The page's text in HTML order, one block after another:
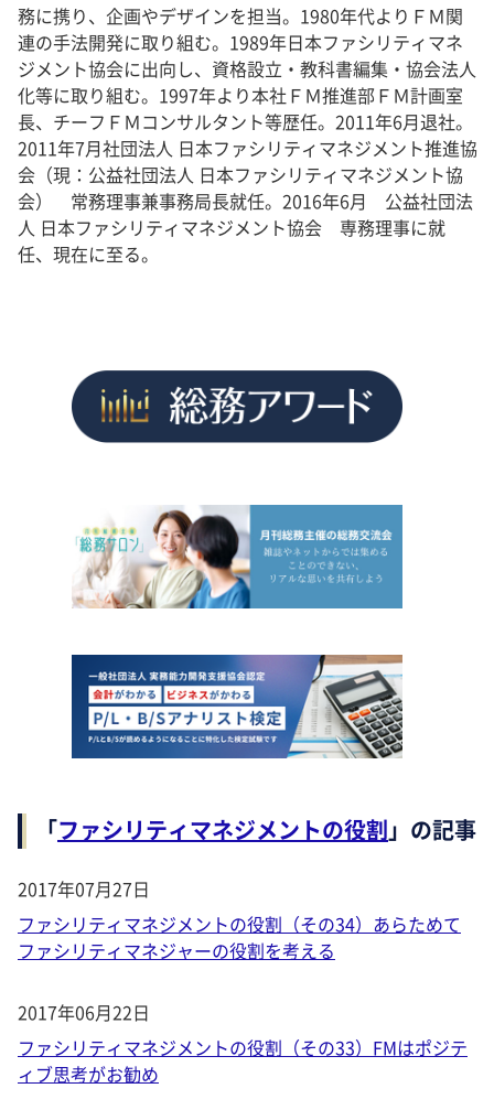
務に携り、企画やデザインを担当。1980年代よりＦＭ関
連の手法開発に取り組む。1989年日本ファシリティマネ
ジメント協会に出向し、資格設立・教科書編集・協会法人
化等に取り組む。1997年より本社ＦＭ推進部ＦＭ計画室
長、チーフＦＭコンサルタント等歴任。2011年6月退社。
2011年7月社団法人 日本ファシリティマネジメント推進協
会（現：公益社団法人 日本ファシリティマネジメント協
会） 常務理事兼事務局長就任。2016年6月 公益社団法
人 日本ファシリティマネジメント協会 専務理事に就
任、現在に至る。
「ファシリティマネジメントの役割」の記事
2017年07月27日
ファシリティマネジメントの役割（その34）あらためて
ファシリティマネジャーの役割を考える
2017年06月22日
ファシリティマネジメントの役割（その33）FMはポジテ
ィブ思考がお勧め